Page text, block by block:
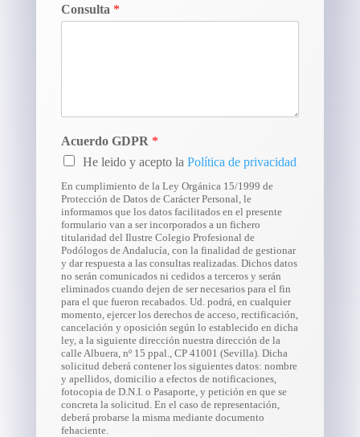
Consulta *
Acuerdo GDPR *
He leido y acepto la Política de privacidad
En cumplimiento de la Ley Orgánica 15/1999 de
Protección de Datos de Carácter Personal, le
informamos que los datos facilitados en el presente
formulario van a ser incorporados a un fichero
titularidad del Ilustre Colegio Profesional de
Podólogos de Andalucía, con la finalidad de gestionar
y dar respuesta a las consultas realizadas. Dichos datos
no serán comunicados ni cedidos a terceros y serán
eliminados cuando dejen de ser necesarios para el fin
para el que fueron recabados. Ud. podrá, en cualquier
momento, ejercer los derechos de acceso, rectificación,
cancelación y oposición según lo establecido en dicha
ley, a la siguiente dirección nuestra dirección de la
calle Albuera, nº 15 ppal., CP 41001 (Sevilla). Dicha
solicitud deberá contener los siguientes datos: nombre
y apellidos, domicilio a efectos de notificaciones,
fotocopia de D.N.I. o Pasaporte, y petición en que se
concreta la solicitud. En el caso de representación,
deberá probarse la misma mediante documento
fehaciente.